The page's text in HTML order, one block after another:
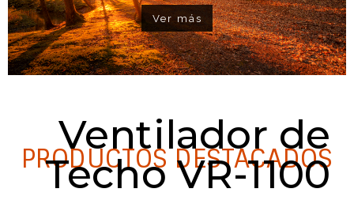
Ver más
PRODUCTOS DESTACADOS
Ventilador de
Techo VR-1100